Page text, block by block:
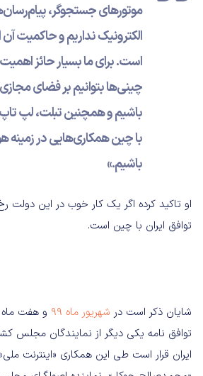
موتورهای جستجوگر،
الکترونیک نداریم و حاکمیت
است. برای ما بسیار حائز
چینی‌ها بتوانیم بر فضای
باشیم و همچنین تبلت، لپ تاپ
با چین همکاری‌هایی در
باشیم.»
او تاکید کرده اگر یک کار خوب در این دولت
توافق ایران با چین است.
شایان ذکر است در شهریور ماه ۹۹
و هفت
توافق نامه یکی دیگر از نمایندگان مجلس
ایران قرار است طی این همکاری «اینترنت